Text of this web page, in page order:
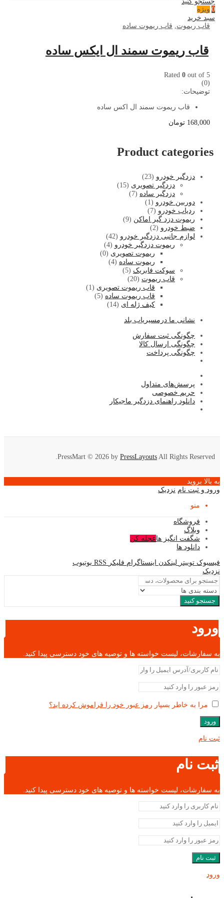
0
سبد خرید
ویژه
قاب ریموت قاب ریموت ساده
قاب ریموت سمند ال ایکس ساده
Rated 0 out of 5
(0)
توضیحات:
قاب ریموت سمند ال اکس ساده
168,000 تومان
Product categories
دزدگیر خودرو (23)
دزدگیر تصویری (15)
دزدگیر ساده (7)
دوربین خودرو (1)
ردیاب خودرو (7)
ریموت دزد گیر اماکن (9)
ضبط خودرو (2)
لوازم جانبی دزدگیر خودرو (42)
ریموت دزدگیر خودرو (4)
ریموت تصویری (0)
ریموت ساده (4)
سوکت فابریک (5)
قاب ریموت (20)
قاب ریموت تصویری (1)
قاب ریموت ساده (5)
کیف ژله ای (14)
نشانی ما درمسیریاب بلد
چگونگی ثبت سفارش
چگونگی ارسال کالا
چگونگی پرداخت
پرسش‌های متداول
حریم خصوصی
دانلود راهنمای دزدگیر ماجیکار
PressMart © 2026 by PressLayouts All Rights Reserved.
به بالا بروید
ورود و ثبت نام نزدیک
منو
فروشگاه
وبلاگ
شگفت انگیز هاعجله کن
دانلود ها
فیسبوک توییتر لینکدن اینستاگرام فلیکر RSS یوتیوب
نزدیک
جستجو کنید
ورود
به سفارشات، لیست خواسته ها و توصیه های خود دسترسی پیدا کنید.
مرا به خاطر بسپار رمز عبور خود را فراموش کرده اید؟
ورود
ثبت نام
ثبت نام
به سفارشات، لیست خواسته ها و توصیه های خود دسترسی پیدا کنید.
ثبت نام
ورود